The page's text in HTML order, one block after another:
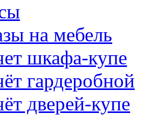
на мебель
шкафа-купе
гардеробной
дверей-купе